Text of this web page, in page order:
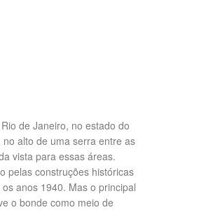
de Janeiro, no estado do
alto de uma serra entre as
vista para essas áreas.
pelas construções históricas
anos 1940. Mas o principal
o bonde como meio de